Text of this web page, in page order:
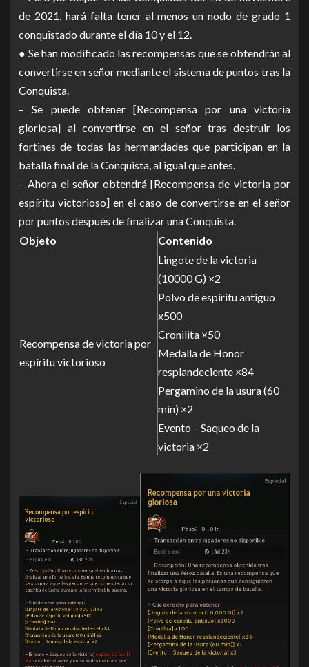
de 2021, hará falta tener al menos un nodo de grado 1
conquistado durante el día 10 y el 12.
● Se han modificado las recompensas que se obtendrán al
convertirse en señor mediante el sistema de puntos tras la
Conquista.
– Se puede obtener [Recompensa por una victoria
gloriosa] al convertirse en el señor tras destruir los
fortines de todas las hermandades que participan en la
batalla final de la Conquista, al igual que antes.
– Ahora el señor obtendrá [Recompensa de victoria por
espíritu victorioso] en el caso de convertirse en el señor
por puntos después de finalizar una Conquista.
Objeto
Contenido
Recompensa de victoria por
espíritu victorioso
Lingote de la victoria
(10000 G) ×2
Polvo de espíritu antiguo
x500
Cronilita ×50
Medalla de Honor
resplandeciente ×84
Pergamino de la usura (60
min) ×2
Evento – Saqueo de la
victoria ×2